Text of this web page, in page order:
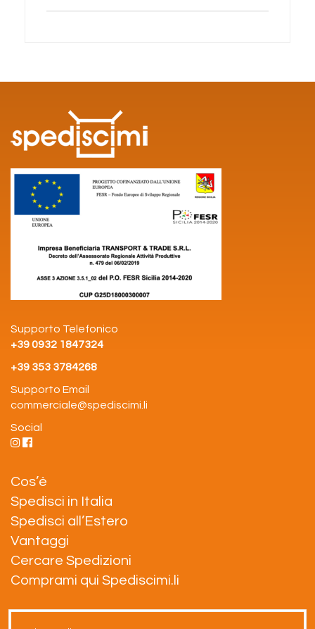
Supporto Telefonico
+39 0932 1847324
+39 353 3784268
Supporto Email
commerciale@spediscimi.li
Social
Cos’è
Spedisci in Italia
Spedisci all’Estero
Vantaggi
Cercare Spedizioni
Comprami qui Spediscimi.li